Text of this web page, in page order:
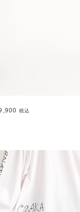
税込